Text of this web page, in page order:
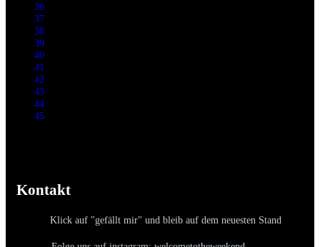
36
37
38
39
40
41
42
43
44
45
Kontakt
Klick auf "gefällt mir" und bleib auf dem neuesten Stand